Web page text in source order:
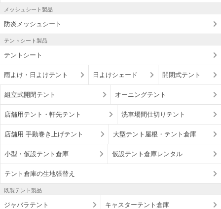
メッシュシート製品
防炎メッシュシート
テントシート製品
テントシート
雨よけ・日よけテント 日よけシェード 開閉式テント
組立式開閉テント オーニングテント
店舗用テント・軒先テント 洗車場間仕切りテント
店舗用 手動巻き上げテント 大型テント屋根・テント倉庫
小型・仮設テント倉庫 仮設テント倉庫レンタル
テント倉庫の生地張替え
既製テント製品
ジャバラテント キャスターテント倉庫